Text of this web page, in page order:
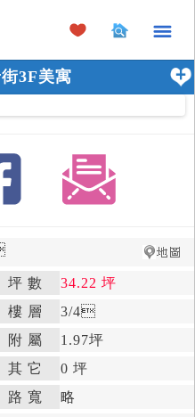
×
3F美寓
坪 數 34.22 坪
樓 層 3/4
附 屬 1.97坪
其 它
0 坪
路 寬
略